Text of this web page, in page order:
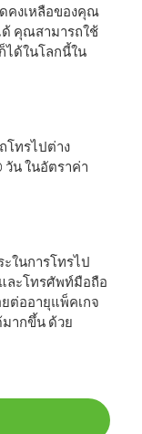
ดคงเหลือของคุณ
ด้ คุณสามารถใช้
ได้ในโลกนี้ใน
โทรไปต่าง
น ในอัตราค่า
ในการโทรไป
ละโทรศัพท์มือถือ
ต่ออายุแพ็คเกจ
ากขึ้น ด้วย